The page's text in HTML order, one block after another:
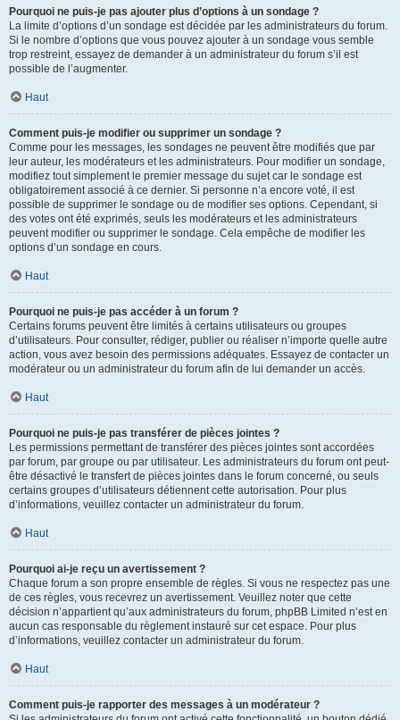
Pourquoi ne puis-je pas ajouter plus d’options à un sondage ?
La limite d’options d’un sondage est décidée par les administrateurs du forum.
Si le nombre d’options que vous pouvez ajouter à un sondage vous semble
trop restreint, essayez de demander à un administrateur du forum s’il est
possible de l’augmenter.
Haut
Comment puis-je modifier ou supprimer un sondage ?
Comme pour les messages, les sondages ne peuvent être modifiés que par
leur auteur, les modérateurs et les administrateurs. Pour modifier un sondage,
modifiez tout simplement le premier message du sujet car le sondage est
obligatoirement associé à ce dernier. Si personne n’a encore voté, il est
possible de supprimer le sondage ou de modifier ses options. Cependant, si
des votes ont été exprimés, seuls les modérateurs et les administrateurs
peuvent modifier ou supprimer le sondage. Cela empêche de modifier les
options d’un sondage en cours.
Haut
Pourquoi ne puis-je pas accéder à un forum ?
Certains forums peuvent être limités à certains utilisateurs ou groupes
d’utilisateurs. Pour consulter, rédiger, publier ou réaliser n’importe quelle autre
action, vous avez besoin des permissions adéquates. Essayez de contacter un
modérateur ou un administrateur du forum afin de lui demander un accès.
Haut
Pourquoi ne puis-je pas transférer de pièces jointes ?
Les permissions permettant de transférer des pièces jointes sont accordées
par forum, par groupe ou par utilisateur. Les administrateurs du forum ont peut-
être désactivé le transfert de pièces jointes dans le forum concerné, ou seuls
certains groupes d’utilisateurs détiennent cette autorisation. Pour plus
d’informations, veuillez contacter un administrateur du forum.
Haut
Pourquoi ai-je reçu un avertissement ?
Chaque forum a son propre ensemble de règles. Si vous ne respectez pas une
de ces règles, vous recevrez un avertissement. Veuillez noter que cette
décision n’appartient qu’aux administrateurs du forum, phpBB Limited n’est en
aucun cas responsable du règlement instauré sur cet espace. Pour plus
d’informations, veuillez contacter un administrateur du forum.
Haut
Comment puis-je rapporter des messages à un modérateur ?